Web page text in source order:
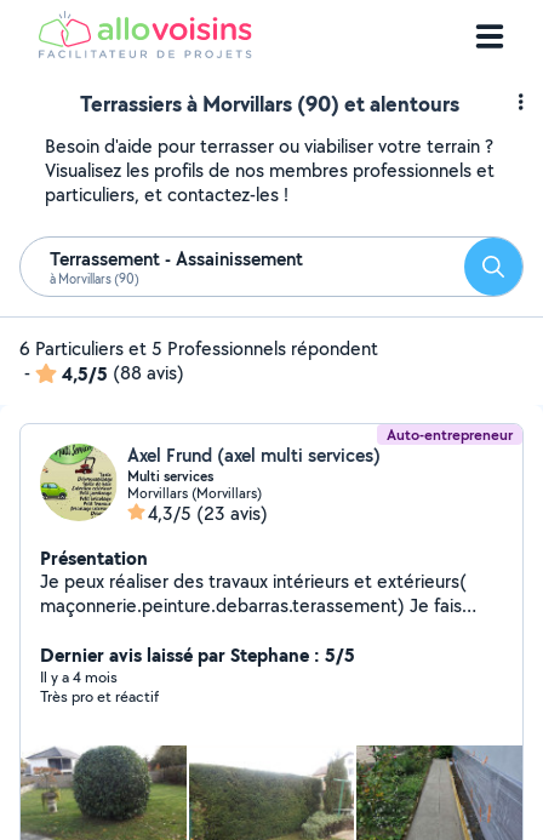
Terrassiers à Morvillars (90) et alentours
Besoin d'aide pour terrasser ou viabiliser votre terrain ?
Visualisez les profils de nos membres professionnels et
particuliers, et contactez-les !
Terrassement - Assainissement
à Morvillars (90)
6 Particuliers et 5 Professionnels répondent
-
4,5/5 (88 avis)
Auto-entrepreneur
Axel Frund (axel multi services)
Multi services
Morvillars (Morvillars)
4,3/5 (23 avis)
Présentation
Je peux réaliser des travaux intérieurs et extérieurs(
maçonnerie.peinture.debarras.terassement) Je fais
Dernier avis laissé par Stephane : 5/5
Il y a 4 mois
Très pro et réactif